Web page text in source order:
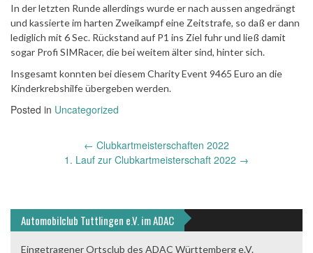
In der letzten Runde allerdings wurde er nach aussen angedrängt
und kassierte im harten Zweikampf eine Zeitstrafe, so daß er dann
lediglich mit 6 Sec. Rückstand auf P1 ins Ziel fuhr und ließ damit
sogar Profi SIMRacer, die bei weitem älter sind, hinter sich.
Insgesamt konnten bei diesem Charity Event 9465 Euro an die
Kinderkrebshilfe übergeben werden.
Posted in Uncategorized
← Clubkartmeisterschaften 2022
1. Lauf zur Clubkartmeisterschaft 2022 →
Automobilclub Tuttlingen e.V. im ADAC
Eingetragener Ortsclub des ADAC Württemberg e.V.